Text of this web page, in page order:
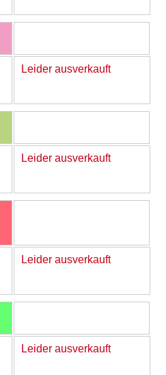
Leider ausverkauft
Leider ausverkauft
Leider ausverkauft
Leider ausverkauft